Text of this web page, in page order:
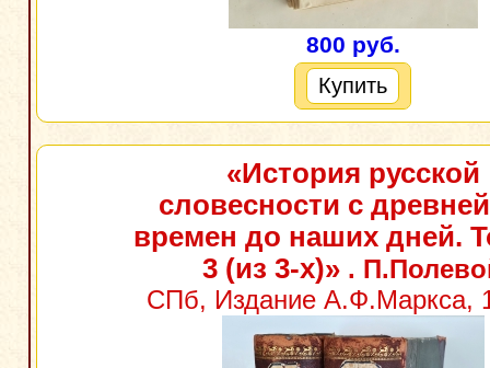
800 руб.
Купить
«История русской
словесности с
времен до наших дней.
3 (из 3-х)» .
СПб, Издание А.Ф.Маркса,